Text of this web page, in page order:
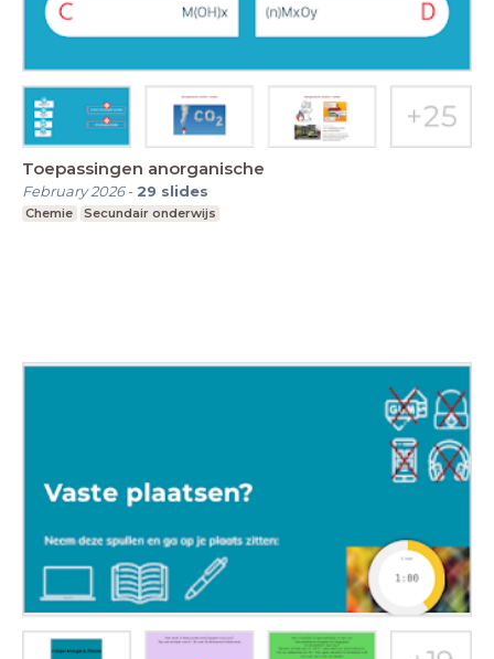
Toepassingen anorganische
February 2026- 29 slides
Chemie Secundair onderwijs